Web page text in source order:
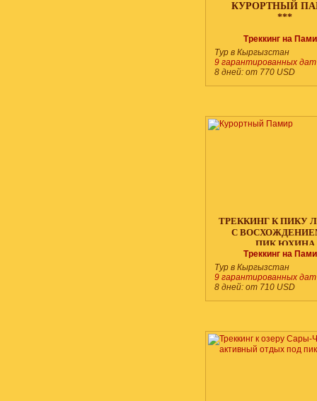
КУРОРТНЫЙ
***
Треккинг на
Тур в Кыргызстан
9 гарантированных
8 дней: от 770 USD
ТРЕККИНГ К ПИКУ
С
ПИК ЮХИНА
***
Треккинг на
Тур в Кыргызстан
9 гарантированных
8 дней: от 710 USD